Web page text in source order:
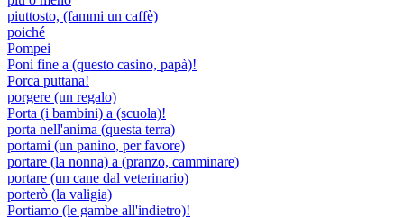
piuttosto, (fammi un caffè)
poiché
Pompei
Poni fine a (questo casino, papà)!
Porca puttana!
porgere (un regalo)
Porta (i bambini) a (scuola)!
porta nell'anima (questa terra)
portami (un panino, per favore)
portare (la nonna) a (pranzo, camminare)
portare (un cane dal veterinario)
porterò (la valigia)
Portiamo (le gambe all'indietro)!